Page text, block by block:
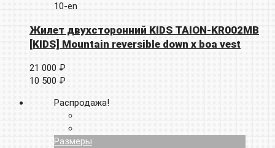
10-en
Жилет двухсторонний KIDS TAION-KR002MB
[KIDS] Mountain reversible down x boa vest
21 000 ₽
10 500 ₽
Распродажа!
Размеры